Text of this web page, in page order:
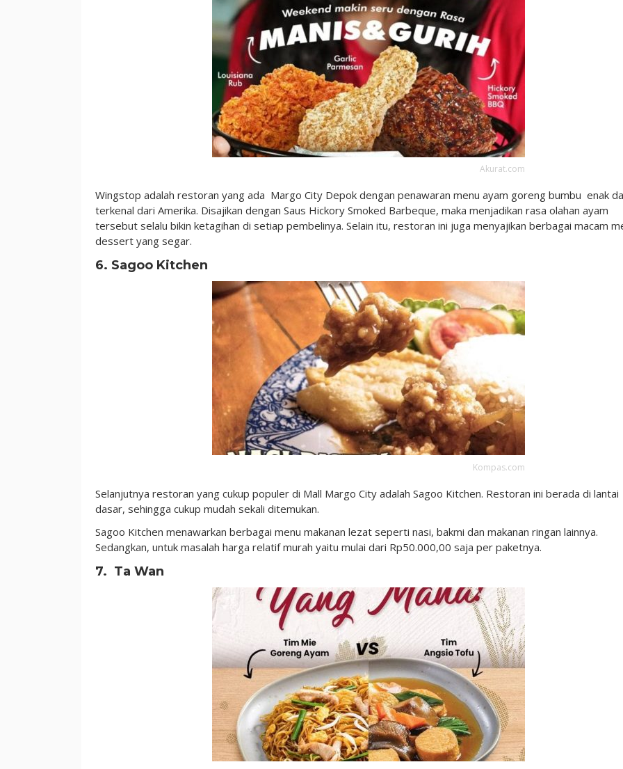
Akurat.com
Wingstop adalah restoran yang ada Margo City Depok dengan penawaran menu ayam goreng bumbu enak
terkenal dari Amerika. Disajikan dengan Saus Hickory Smoked Barbeque, maka menjadikan rasa olahan ayam
tersebut selalu bikin ketagihan di setiap pembelinya. Selain itu, restoran ini juga menyajikan berbagai macam
dessert yang segar.
6. Sagoo Kitchen
Kompas.com
Selanjutnya restoran yang cukup populer di Mall Margo City adalah Sagoo Kitchen. Restoran ini berada di lantai
dasar, sehingga cukup mudah sekali ditemukan.
Sagoo Kitchen menawarkan berbagai menu makanan lezat seperti nasi, bakmi dan makanan ringan lainnya.
Sedangkan, untuk masalah harga relatif murah yaitu mulai dari Rp50.000,00 saja per paketnya.
7. Ta Wan